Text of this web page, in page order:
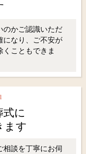
のかご認識いただ
になり、ご不安が
こともできま
に
ます
相談を丁寧にお伺